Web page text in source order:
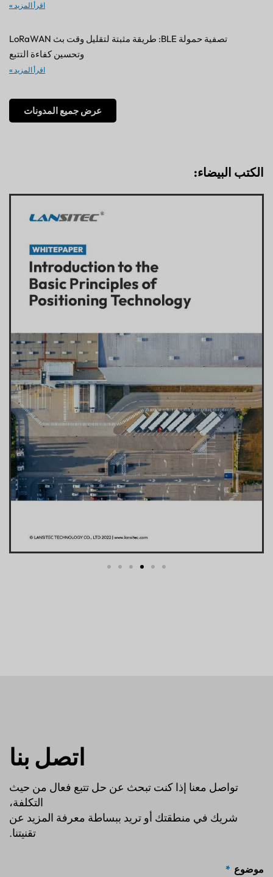
اقرأ المزيد »
تصفية حمولة BLE: طريقة مثبتة لتقليل وقت بث LoRaWAN
وتحسين كفاءة التتبع
اقرأ المزيد »
عرض جميع المدونات
الكتب البيضاء:
اتصل بنا
تواصل معنا إذا كنت تبحث عن حل تتبع فعال من حيث
التكلفة،
شريك في منطقتك أو تريد ببساطة معرفة المزيد عن
تقنيتنا.
موضوع